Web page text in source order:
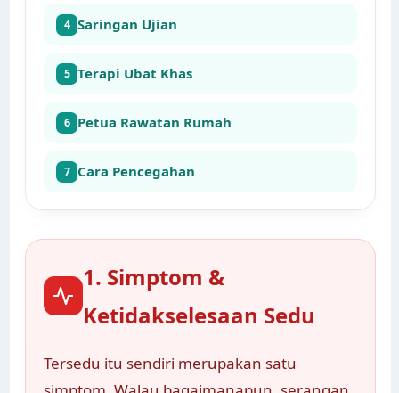
4 Saringan Ujian
5 Terapi Ubat Khas
6 Petua Rawatan Rumah
7 Cara Pencegahan
1. Simptom &
Ketidakselesaan Sedu
Tersedu itu sendiri merupakan satu